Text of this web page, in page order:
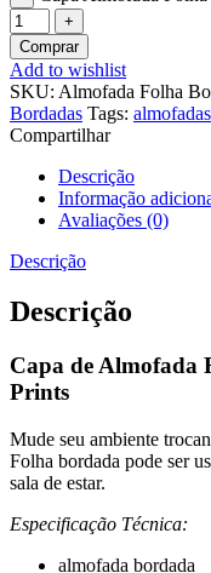
Comprar
Add to wishlist
SKU: Almofada Folha
Bordadas Tags: almofadas
Compartilhar
Descrição
Informação
Avaliações (0)
Descrição
Descrição
Capa de Almofada
Prints
Mude seu ambiente
Folha bordada pode ser
sala de estar.
Especificação Técnica:
almofada bordada